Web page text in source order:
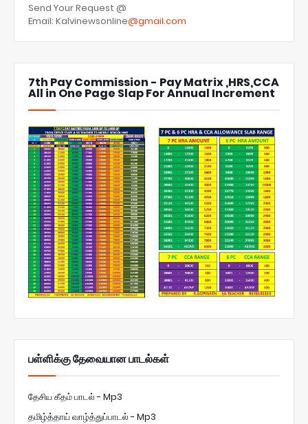
Send Your Request @
Email: Kalvinewsonline@gmail.com
7th Pay Commission - Pay Matrix ,HRS,CCA
All in One Page Slap For Annual Increment
பள்ளிக்கு தேவையான பாடல்கள்
தேசிய கீதம் பாடல் - Mp3
தமிழ்த்தாய் வாழ்த்துப்பாடல் - Mp3